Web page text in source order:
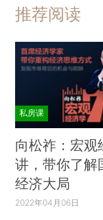
推荐阅读
私房课
向松祚：宏观
讲，带你了解
经济大局
2022年04月06日